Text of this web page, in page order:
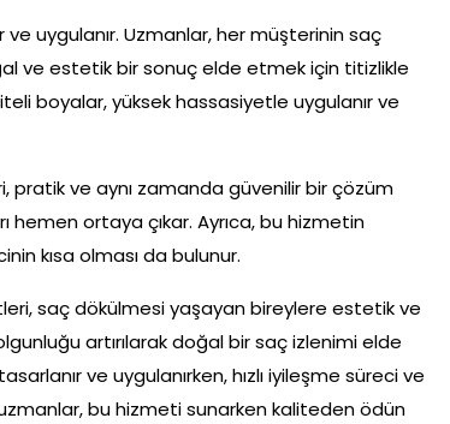
uygulanır. Uzmanlar, her müşterinin saç
ve estetik bir sonuç elde etmek için titizlikle
boyalar, yüksek hassasiyetle uygulanır ve
pratik ve aynı zamanda güvenilir bir çözüm
hemen ortaya çıkar. Ayrıca, bu hizmetin
kısa olması da bulunur.
saç dökülmesi yaşayan bireylere estetik ve
artırılarak doğal bir saç izlenimi elde
ve uygulanırken, hızlı iyileşme süreci ve
bu hizmeti sunarken kaliteden ödün